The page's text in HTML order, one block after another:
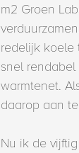
m2 Groen
redelijk koele
snel
warmtenet.
daarop aan
Nu ik de